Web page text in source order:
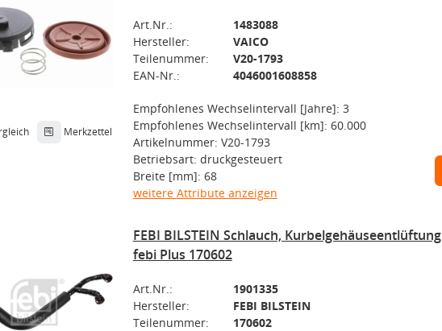
Merkzettel
Art.Nr.:
1483088
Hersteller:
VAICO
Teilenummer:
V20-1793
EAN-Nr.:
4046001608858
Empfohlenes Wechselintervall [Jahre]: 3
Empfohlenes Wechselintervall [km]: 60.000
Artikelnummer: V20-1793
Betriebsart: druckgesteuert
Breite [mm]: 68
weitere Attribute anzeigen
FEBI BILSTEIN Schlauch, Kurbelgehäuseentlüftung
febi Plus 170602
Art.Nr.:
1901335
Hersteller:
FEBI BILSTEIN
Teilenummer:
170602